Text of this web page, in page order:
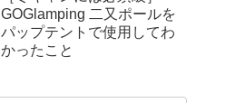
GOGlamping 二又ポールを
パップテントで使用してわ
かったこと